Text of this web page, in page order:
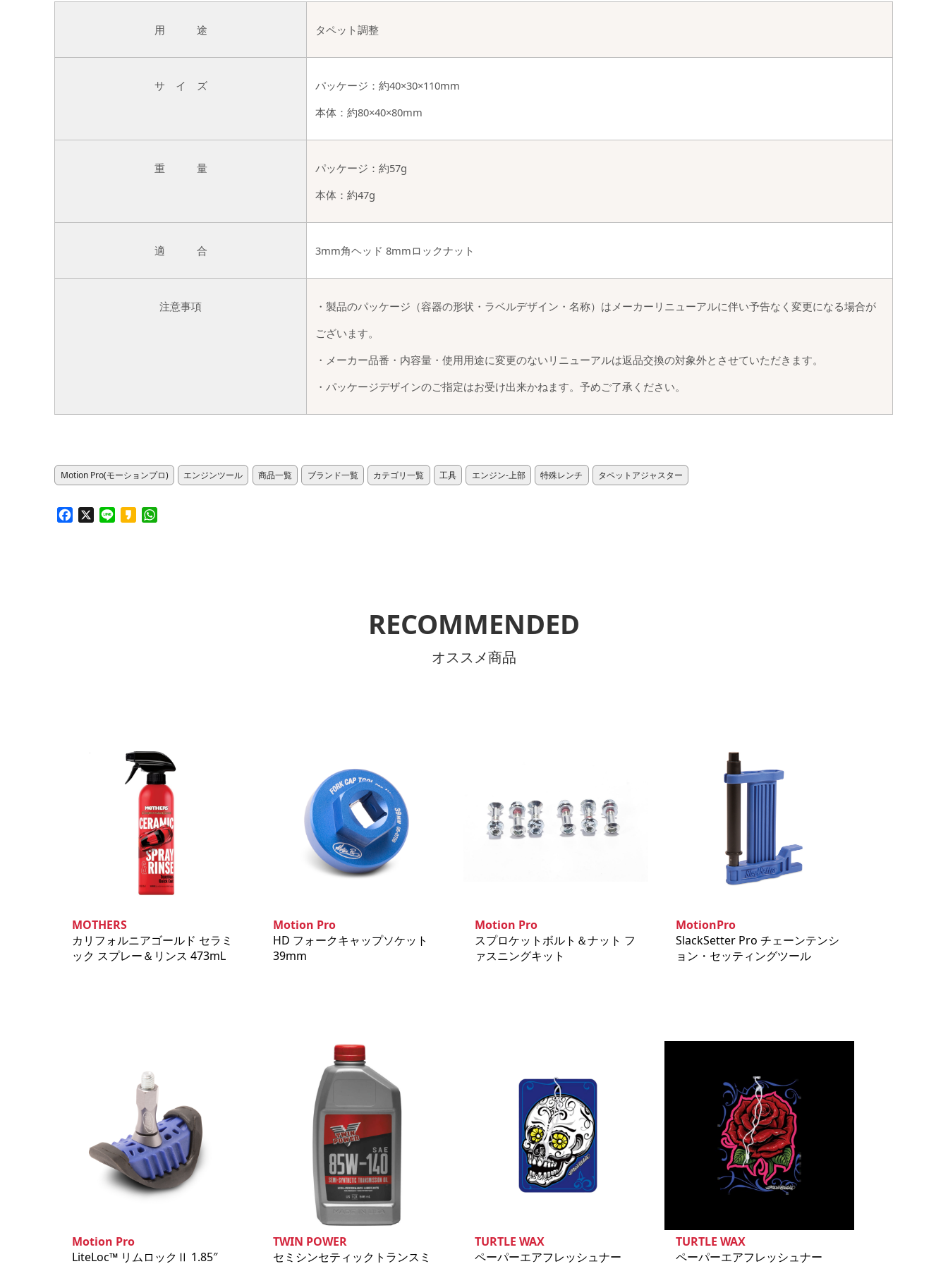
用 途 タペット調整
サ イ ズ
パッケージ：約40×30×110mm
本体：約80×40×80mm
重 量
パッケージ：約57g
本体：約47g
適 合 3mm角ヘッド 8mmロックナット
注意事項
・製品のパッケージ（容器の形状・ラベルデザイン・名称）はメーカーリニューアルに伴い予告なく変更になる場合が
ございます。
・メーカー品番・内容量・使用用途に変更のないリニューアルは返品交換の対象外とさせていただきます。
・パッケージデザインのご指定はお受け出来かねます。予めご了承ください。
Motion Pro(モーションプロ) エンジンツール 商品一覧 ブランド一覧 カテゴリ一覧 工具 エンジン-上部 特殊レンチ タペットアジャスター
Facebook Line Kakao
RECOMMENDED
オススメ商品
MOTHERS
カリフォルニアゴールド セラミ
ック スプレー＆リンス 473mL
Motion Pro
HD フォークキャップソケット
39mm
Motion Pro
スプロケットボルト＆ナット フ
ァスニングキット
MotionPro
SlackSetter Pro チェーンテンシ
ョン・セッティングツール
Motion Pro
LiteLoc™️ リムロックⅡ 1.85″
TWIN POWER
セミシンセティックトランスミ
TURTLE WAX
ペーパーエアフレッシュナー
TURTLE WAX
ペーパーエアフレッシュナー